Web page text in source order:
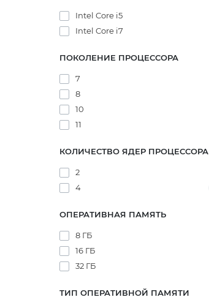
Intel Core i5
Intel Core i7
ПОКОЛЕНИЕ ПРОЦЕССОРА
7
8
10
11
КОЛИЧЕСТВО ЯДЕР ПРОЦЕССОРА
2
4
ОПЕРАТИВНАЯ ПАМЯТЬ
8 ГБ
16 ГБ
32 ГБ
ТИП ОПЕРАТИВНОЙ ПАМЯТИ